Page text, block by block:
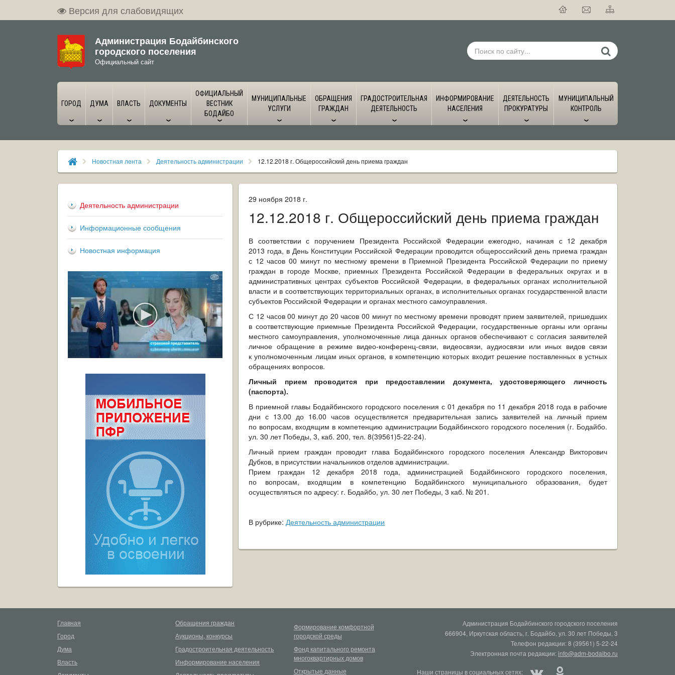
Версия для слабовидящих
Администрация Бодайбинского
городского поселения
Официальный сайт
ГОРОД ДУМА ВЛАСТЬ ДОКУМЕНТЫ
ОФИЦИАЛЬНЫЙ
ВЕСТНИК
БОДАЙБО
МУНИЦИПАЛЬНЫЕ
УСЛУГИ
ОБРАЩЕНИЯ
ГРАЖДАН
ГРАДОСТРОИТЕЛЬНАЯ
ДЕЯТЕЛЬНОСТЬ
ИНФОРМИРОВАНИЕ
НАСЕЛЕНИЯ
ДЕЯТЕЛЬНОСТЬ
ПРОКУРАТУРЫ
МУНИЦИПАЛЬНЫЙ
КОНТРОЛЬ
Новостная лента Деятельность администрации 12.12.2018 г. Общероссийский день приема граждан
Деятельность администрации
Информационные сообщения
Новостная информация
29 ноября 2018 г.
12.12.2018 г. Общероссийский день приема граждан
В соответствии с поручением Президента Российской Федерации ежегодно, начиная с 12 декабря
2013 года, в День Конституции Российской Федерации проводится общероссийский день приема граждан
с 12 часов 00 минут по местному времени в Приемной Президента Российской Федерации по приему
граждан в городе Москве, приемных Президента Российской Федерации в федеральных округах и в
административных центрах субъектов Российской Федерации, в федеральных органах исполнительной
власти и в соответствующих территориальных органах, в исполнительных органах государственной власти
субъектов Российской Федерации и органах местного самоуправления.
С 12 часов 00 минут до 20 часов 00 минут по местному времени проводят прием заявителей, пришедших
в соответствующие приемные Президента Российской Федерации, государственные органы или органы
местного самоуправления, уполномоченные лица данных органов обеспечивают с согласия заявителей
личное обращение в режиме видео-конференц-связи, видеосвязи, аудиосвязи или иных видов связи
к уполномоченным лицам иных органов, в компетенцию которых входит решение поставленных в устных
обращениях вопросов.
Личный прием проводится при предоставлении документа, удостоверяющего личность
(паспорта).
В приемной главы Бодайбинского городского поселения с 01 декабря по 11 декабря 2018 года в рабочие
дни с 13.00 до 16.00 часов осуществляется предварительная запись заявителей на личный прием
по вопросам, входящим в компетенцию администрации Бодайбинского городского поселения (г. Бодайбо.
ул. 30 лет Победы, 3, каб. 200, тел. 8(39561)5-22-24).
Личный прием граждан проводит глава Бодайбинского городского поселения Александр Викторович
Дубков, в присутствии начальников отделов администрации.
Прием граждан 12 декабря 2018 года, администрацией Бодайбинского городского поселения,
по вопросам, входящим в компетенцию Бодайбинского муниципального образования, будет
осуществляться по адресу: г. Бодайбо, ул. 30 лет Победы, 3 каб. № 201.
В рубрике: Деятельность администрации
Главная
Город
Дума
Власть
Обращения граждан
Аукционы, конкурсы
Градостроительная деятельность
Информирование населения
Формирование комфортной
городской среды
Фонд капитального ремонта
многоквартирных домов
Открытые данные
Администрация Бодайбинского городского поселения
666904, Иркутская область, г. Бодайбо, ул. 30 лет Победы, 3
Телефон редакции: 8 (39561) 5-22-24
Электронная почта редакции:info@adm-bodaibo.ru
Наши страницы в социальных сетях: